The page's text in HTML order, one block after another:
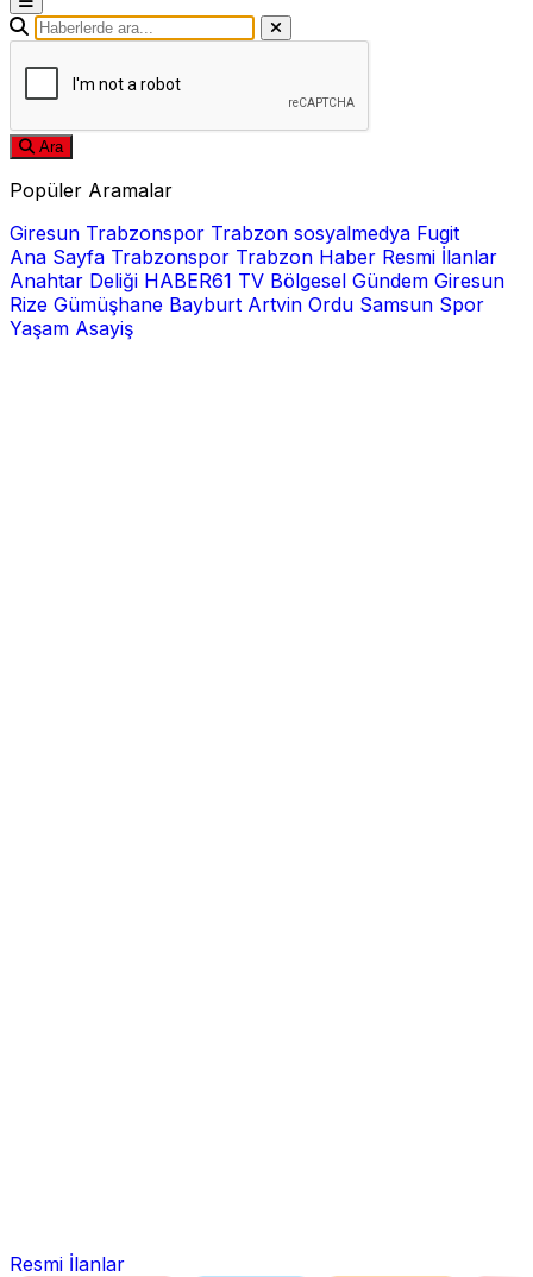
Ara
Popüler Aramalar
Giresun Trabzonspor Trabzon sosyalmedya Fugit
Ana Sayfa Trabzonspor Trabzon Haber Resmi İlanlar
Anahtar Deliği HABER61 TV Bölgesel Gündem Giresun
Rize Gümüşhane Bayburt Artvin Ordu Samsun Spor
Yaşam Asayiş
Resmi İlanlar